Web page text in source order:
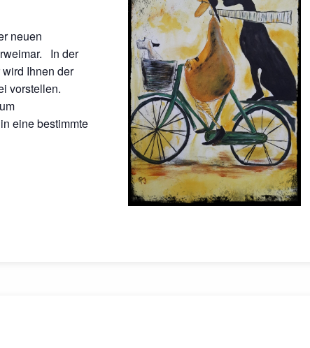
neuen
In der
Ihnen der
vorstellen.
eine bestimmte